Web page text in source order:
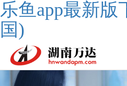
乐鱼app最新版
国)